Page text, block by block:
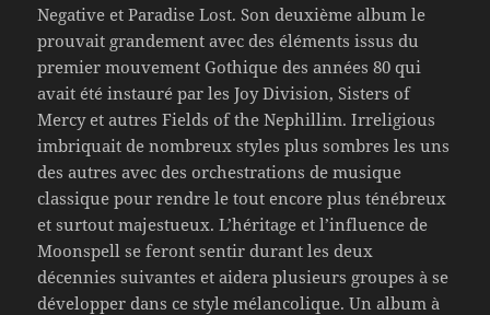
Negative et Paradise Lost. Son deuxième album le
prouvait grandement avec des éléments issus du
premier mouvement Gothique des années 80 qui
avait été instauré par les Joy Division, Sisters of
Mercy et autres Fields of the Nephillim. Irreligious
imbriquait de nombreux styles plus sombres les uns
des autres avec des orchestrations de musique
classique pour rendre le tout encore plus ténébreux
et surtout majestueux. L’héritage et l’influence de
Moonspell se feront sentir durant les deux
décennies suivantes et aidera plusieurs groupes à se
développer dans ce style mélancolique. Un album à